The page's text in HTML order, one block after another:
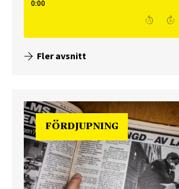
Fler avsnitt
FÖRDJUPNING